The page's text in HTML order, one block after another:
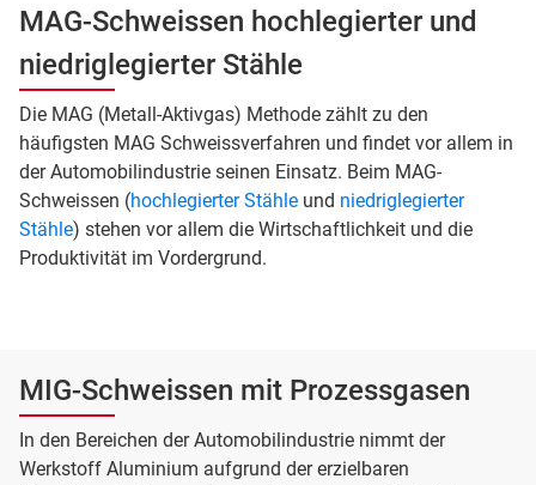
MAG-Schweissen hochlegierter und
niedriglegierter Stähle
Die MAG (Metall-Aktivgas) Methode zählt zu den
häufigsten MAG Schweissverfahren und findet vor allem in
der Automobilindustrie seinen Einsatz. Beim MAG-
Schweissen (hochlegierter Stähle und niedriglegierter
Stähle) stehen vor allem die Wirtschaftlichkeit und die
Produktivität im Vordergrund.
MIG-Schweissen mit Prozessgasen
In den Bereichen der Automobilindustrie nimmt der
Werkstoff Aluminium aufgrund der erzielbaren